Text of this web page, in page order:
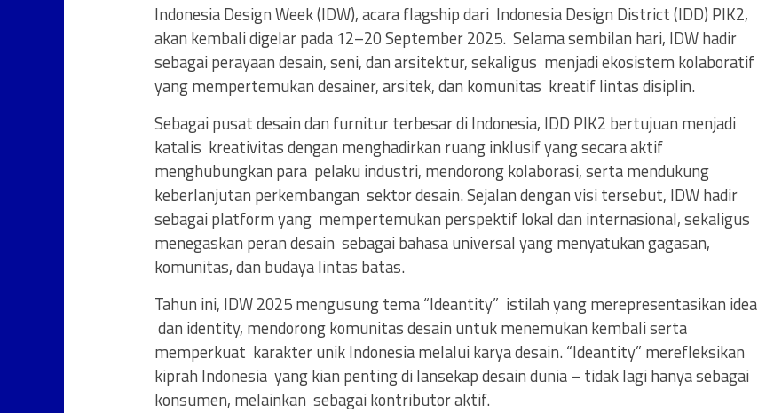
Indonesia Design Week (IDW), acara flagship dari Indonesia Design District (IDD) PIK2,
akan kembali digelar pada 12–20 September 2025. Selama sembilan hari, IDW hadir
sebagai perayaan desain, seni, dan arsitektur, sekaligus menjadi ekosistem kolaboratif
yang mempertemukan desainer, arsitek, dan komunitas kreatif lintas disiplin.
Sebagai pusat desain dan furnitur terbesar di Indonesia, IDD PIK2 bertujuan menjadi
katalis kreativitas dengan menghadirkan ruang inklusif yang secara aktif
menghubungkan para pelaku industri, mendorong kolaborasi, serta mendukung
keberlanjutan perkembangan sektor desain. Sejalan dengan visi tersebut, IDW hadir
sebagai platform yang mempertemukan perspektif lokal dan internasional, sekaligus
menegaskan peran desain sebagai bahasa universal yang menyatukan gagasan,
komunitas, dan budaya lintas batas.
Tahun ini, IDW 2025 mengusung tema “Ideantity” istilah yang merepresentasikan idea
dan identity, mendorong komunitas desain untuk menemukan kembali serta
memperkuat karakter unik Indonesia melalui karya desain. “Ideantity” merefleksikan
kiprah Indonesia yang kian penting di lansekap desain dunia – tidak lagi hanya sebagai
konsumen, melainkan sebagai kontributor aktif.